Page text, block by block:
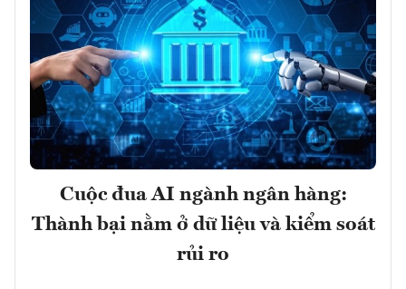
Cuộc đua AI ngành ngân hàng:
Thành bại nằm ở dữ liệu và kiểm soát
rủi ro